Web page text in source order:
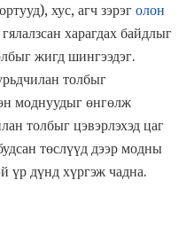
хус, агч зэрэг олон
харагдах байдлыг
жигд шингээдэг.
толбыг
моднуудыг өнгөлж
толбыг цэвэрлэхэд цаг
төслүүд дээр модны
үр дүнд хүргэж чадна.